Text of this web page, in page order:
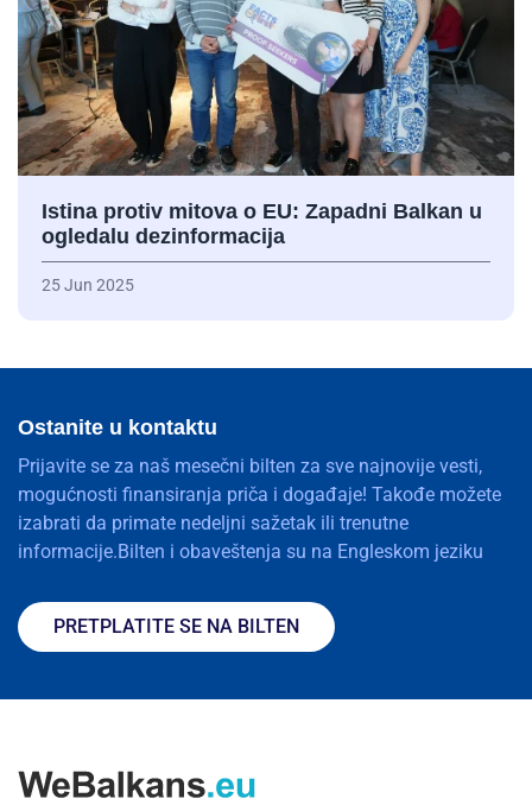
Istina protiv mitova o EU: Zapadni Balkan u
ogledalu dezinformacija
25 Jun 2025
Ostanite u kontaktu
Prijavite se za naš mesečni bilten za sve najnovije vesti,
mogućnosti finansiranja priča i događaje! Takođe možete
izabrati da primate nedeljni sažetak ili trenutne
informacije.Bilten i obaveštenja su na Engleskom jeziku
PRETPLATITE SE NA BILTEN